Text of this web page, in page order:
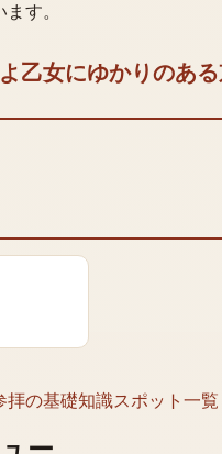
す。
乙女にゆかりのあ
拝の基礎知識スポット一覧